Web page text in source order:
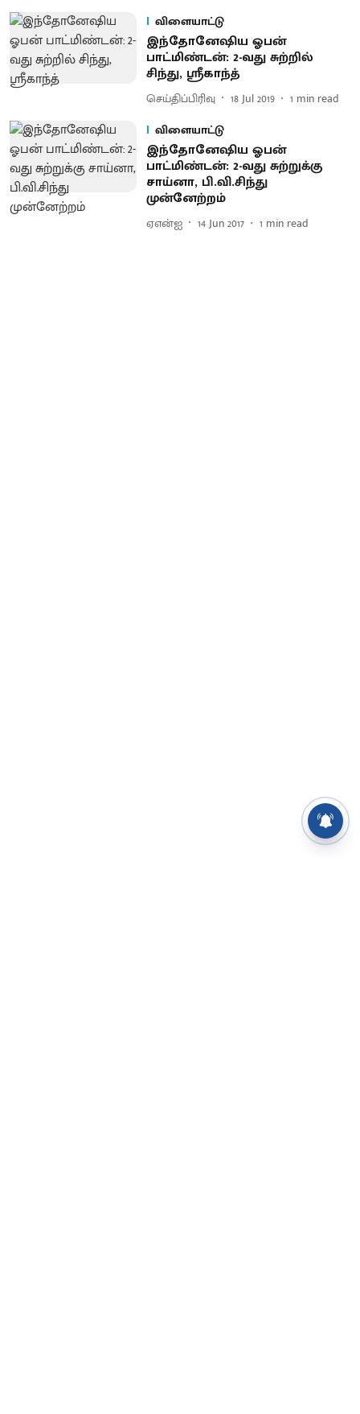
விளையாட்டு
இந்தோனேஷிய ஓபன்
பாட்மிண்டன்: 2-வது சுற்றில்
சிந்து, ஸ்ரீகாந்த்
செய்திப்பிரிவு 18 Jul 2019 1 min read
விளையாட்டு
இந்தோனேஷிய ஓபன்
பாட்மிண்டன்: 2-வது சுற்றுக்கு
சாய்னா, பி.வி.சிந்து
முன்னேற்றம்
ஏஎன்ஐ 14 Jun 2017 1 min read